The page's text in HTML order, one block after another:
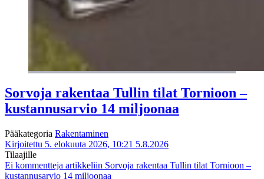
Sorvoja rakentaa Tullin tilat Tornioon –
kustannusarvio 14 miljoonaa
Pääkategoria Rakentaminen
Kirjoitettu 5. elokuuta 2026, 10:21 5.8.2026
Tilaajille
Ei kommentteja artikkeliin Sorvoja rakentaa Tullin tilat Tornioon –
kustannusarvio 14 miljoonaa